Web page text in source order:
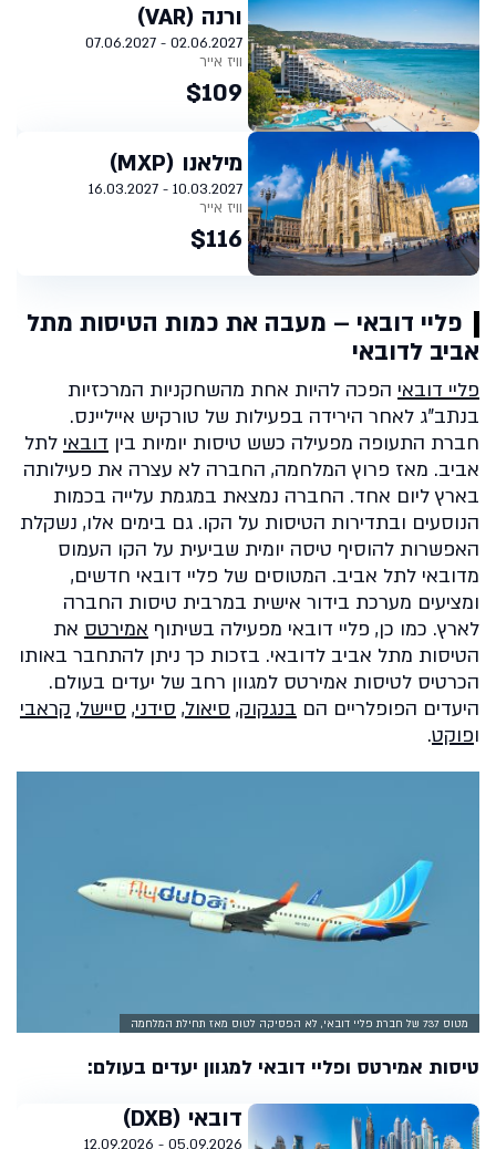
ורנה (VAR)
02.06.2027 - 07.06.2027
וויז אייר
$109
מילאנו (MXP)
10.03.2027 - 16.03.2027
וויז אייר
$116
פליי דובאי – מעבה את כמות הטיסות מתל
אביב לדובאי
פליי דובאי הפכה להיות אחת מהשחקניות המרכזיות
בנתב"ג לאחר הירידה בפעילות של טורקיש אייליינס.
חברת התעופה מפעילה כשש טיסות יומיות בין דובאי לתל
אביב. מאז פרוץ המלחמה, החברה לא עצרה את פעילותה
בארץ ליום אחד. החברה נמצאת במגמת עלייה בכמות
הנוסעים ובתדירות הטיסות על הקו. גם בימים אלו, נשקלת
האפשרות להוסיף טיסה יומית שביעית על הקו העמוס
מדובאי לתל אביב. המטוסים של פליי דובאי חדשים,
ומציעים מערכת בידור אישית במרבית טיסות החברה
לארץ. כמו כן, פליי דובאי מפעילה בשיתוף אמירטס את
הטיסות מתל אביב לדובאי. בזכות כך ניתן להתחבר באותו
הכרטיס לטיסות אמירטס למגוון רחב של יעדים בעולם.
היעדים הפופלריים הם בנגקוק, סיאול, סידני, סיישל, קראבי
ופוקט.
מטוס 737 של חברת פליי דובאי, לא הפסיקה לטוס מאז תחילת המלחמה
טיסות אמירטס ופליי דובאי למגוון יעדים בעולם:
דובאי (DXB)
05.09.2026 - 12.09.2026